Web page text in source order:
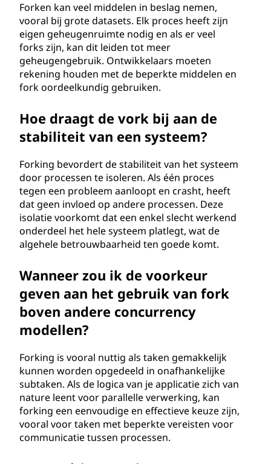
Forken kan veel middelen in beslag nemen,
vooral bij grote datasets. Elk proces heeft zijn
eigen geheugenruimte nodig en als er veel
forks zijn, kan dit leiden tot meer
geheugengebruik. Ontwikkelaars moeten
rekening houden met de beperkte middelen en
fork oordeelkundig gebruiken.
Hoe draagt de vork bij aan de
stabiliteit van een systeem?
Forking bevordert de stabiliteit van het systeem
door processen te isoleren. Als één proces
tegen een probleem aanloopt en crasht, heeft
dat geen invloed op andere processen. Deze
isolatie voorkomt dat een enkel slecht werkend
onderdeel het hele systeem platlegt, wat de
algehele betrouwbaarheid ten goede komt.
Wanneer zou ik de voorkeur
geven aan het gebruik van fork
boven andere concurrency
modellen?
Forking is vooral nuttig als taken gemakkelijk
kunnen worden opgedeeld in onafhankelijke
subtaken. Als de logica van je applicatie zich van
nature leent voor parallelle verwerking, kan
forking een eenvoudige en effectieve keuze zijn,
vooral voor taken met beperkte vereisten voor
communicatie tussen processen.